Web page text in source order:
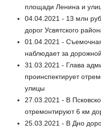
площади Ленина и
04.04.2021 - 13 млн
дорог Усвятского
01.04.2021 -
наблюдает за
31.03.2021 - Глава
проинспектирует
улицы
27.03.2021 - В
отремонтируют 6 км
25.03.2021 - В Дно